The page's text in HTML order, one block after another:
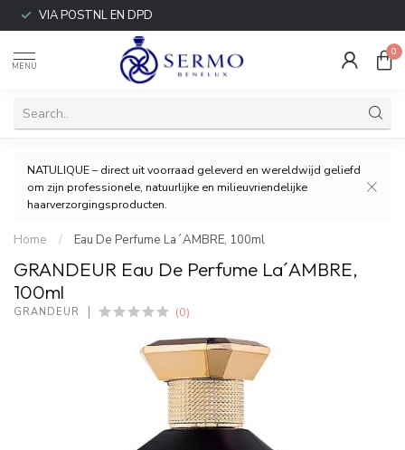
VIA POSTNL EN DPD
MENU
0
NATULIQUE – direct uit voorraad geleverd en wereldwijd geliefd
om zijn professionele, natuurlijke en milieuvriendelijke
haarverzorgingsproducten.
Home / Eau De Perfume La´AMBRE, 100ml
GRANDEUR Eau De Perfume La´AMBRE,
100ml
GRANDEUR (0)